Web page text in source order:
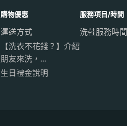
購物優惠
運送方式
【洗衣不花錢？】介紹
朋友來洗，...
生日禮金說明
服務項目/時間
洗鞋服務時間